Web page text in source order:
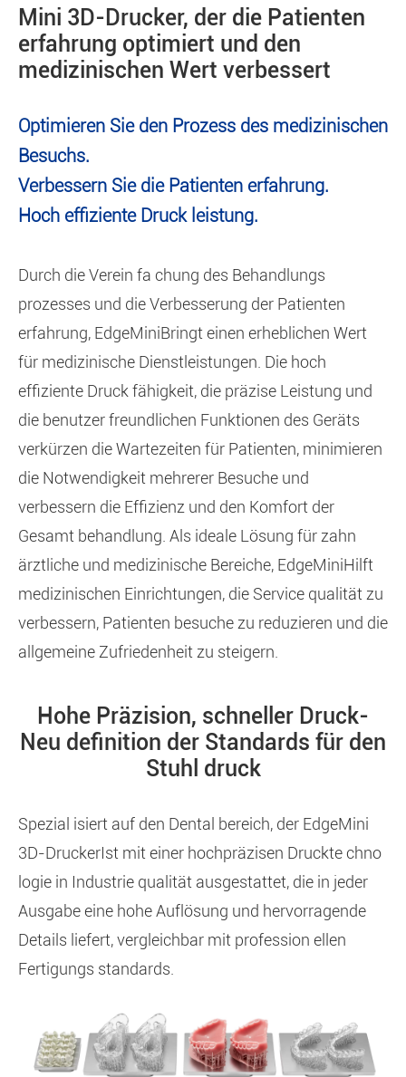
Mini 3D-Drucker, der die Patienten
erfahrung optimiert und den
medizinischen Wert verbessert
Optimieren Sie den Prozess des medizinischen
Besuchs.
Verbessern Sie die Patienten erfahrung.
Hoch effiziente Druck leistung.
Durch die Verein fa chung des Behandlungs
prozesses und die Verbesserung der Patienten
erfahrung, EdgeMiniBringt einen erheblichen Wert
für medizinische Dienstleistungen. Die hoch
effiziente Druck fähigkeit, die präzise Leistung und
die benutzer freundlichen Funktionen des Geräts
verkürzen die Wartezeiten für Patienten, minimieren
die Notwendigkeit mehrerer Besuche und
verbessern die Effizienz und den Komfort der
Gesamt behandlung. Als ideale Lösung für zahn
ärztliche und medizinische Bereiche, EdgeMiniHilft
medizinischen Einrichtungen, die Service qualität zu
verbessern, Patienten besuche zu reduzieren und die
allgemeine Zufriedenheit zu steigern.
Hohe Präzision, schneller Druck-
Neu definition der Standards für den
Stuhl druck
Spezial isiert auf den Dental bereich, der EdgeMini
3D-DruckerIst mit einer hochpräzisen Druckte chno
logie in Industrie qualität ausgestattet, die in jeder
Ausgabe eine hohe Auflösung und hervorragende
Details liefert, vergleichbar mit profession ellen
Fertigungs standards.